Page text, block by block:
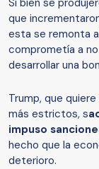
Si bien se
que
esta se remonta
comprometía a
desarrollar una
Trump, que
más estrictos, s
impuso
hecho que la
deterioro.